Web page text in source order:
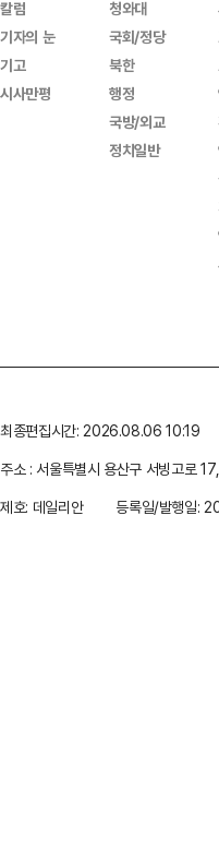
칼럼
기자의 눈
기고
시사만평
청와대
국회/정당
북한
행정
국방/외교
정치일반
최종편집시간: 2026.08.06 10:19
주소 : 서울특별시 용산구 서빙고로
제호: 데일리안
등록일/발행일: